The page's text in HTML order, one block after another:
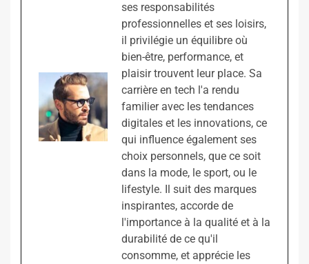
ses responsabilités
professionnelles et ses loisirs,
il privilégie un équilibre où
bien-être, performance, et
plaisir trouvent leur place. Sa
carrière en tech l'a rendu
familier avec les tendances
digitales et les innovations, ce
qui influence également ses
choix personnels, que ce soit
dans la mode, le sport, ou le
lifestyle. Il suit des marques
inspirantes, accorde de
l'importance à la qualité et à la
durabilité de ce qu'il
consomme, et apprécie les